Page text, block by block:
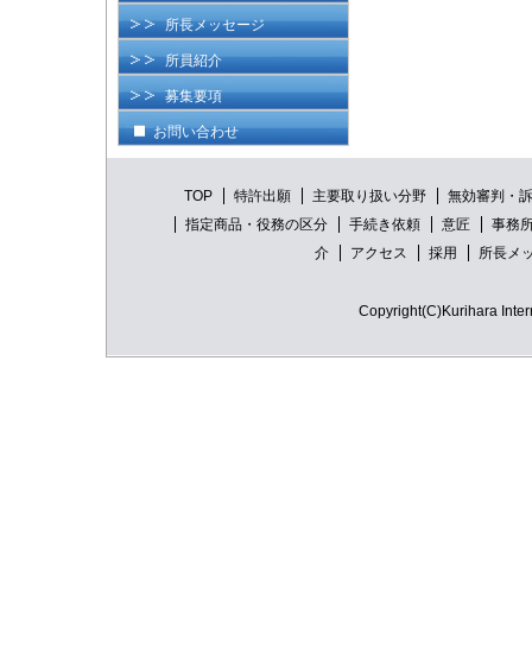
所長メッセージ
所員紹介
募集要項
お問い合わせ
TOP 特許出願 主要取り扱い分野
無効審判・
指定商品・役務の区分
手続き依頼 意匠
事務
介
アクセス 採用 所長メ
Copyright(C)Kurihara